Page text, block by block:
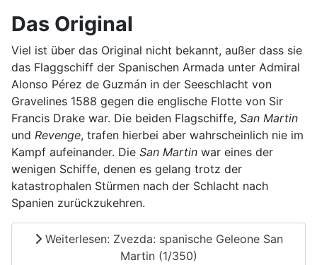
Das Original
Viel ist über das Original nicht bekannt, außer dass sie
das Flaggschiff der Spanischen Armada unter Admiral
Alonso Pérez de Guzmán in der Seeschlacht von
Gravelines 1588 gegen die englische Flotte von Sir
Francis Drake war. Die beiden Flagschiffe, San Martin
und Revenge, trafen hierbei aber wahrscheinlich nie im
Kampf aufeinander. Die San Martin war eines der
wenigen Schiffe, denen es gelang trotz der
katastrophalen Stürmen nach der Schlacht nach
Spanien zurückzukehren.
Weiterlesen: Zvezda: spanische Geleone San
Martin (1/350)